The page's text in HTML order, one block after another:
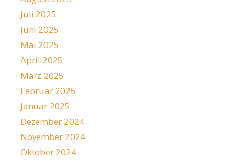
Juli 2025
Juni 2025
Mai 2025
April 2025
März 2025
Februar 2025
Januar 2025
Dezember 2024
November 2024
Oktober 2024